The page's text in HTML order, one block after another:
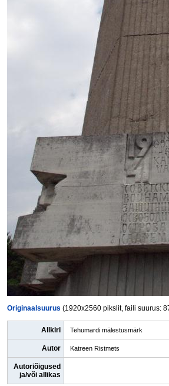
Originaalsuurus (1920x2560 pikslit, faili suurus:
Allkiri Tehumardi mälestusmärk
Autor Katreen Ristmets
Autoriõigused
ja/või allikas